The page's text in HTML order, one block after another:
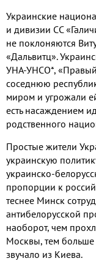
Украинские
и дивизии СС «
не поклоняются
«Дальвитц».
УНА-УНСО*,
соседнюю
миром и угрожали
есть насаждением
родственного
Простые жители
украинскую
украинско-
пропорции к
теснее Минск
антибелорусской
наоборот, чем
Москвы, тем
звучало из Киева.